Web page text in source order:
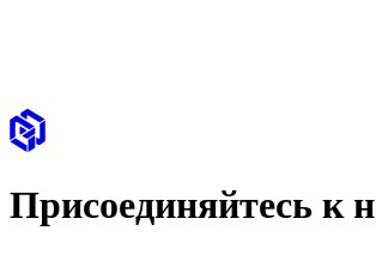
Присоединяйтесь к